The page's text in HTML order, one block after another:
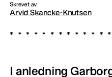
Skrevet av
Arvid Skancke-Knutsen
I anledning